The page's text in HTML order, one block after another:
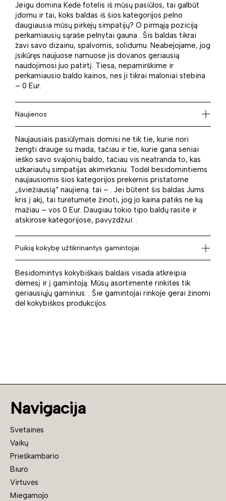
Jeigu domina Kėdė fotelis iš mūsų pasiūlos, tai galbūt
įdomu ir tai, koks baldas iš šios kategorijos pelno
daugiausia mūsų pirkėjų simpatijų? O pirmąją poziciją
perkamiausių sąraše pelnytai gauna . Šis baldas tikrai
žavi savo dizainu, spalvomis, solidumu. Neabejojame, jog
įsikūręs naujuose namuose jis dovanos geriausią
naudojimosi juo patirtį. Tiesa, nepamirškime ir
perkamiausio baldo kainos, nes ji tikrai maloniai stebina
– 0 Eur.
Naujienos
Naujausiais pasiūlymais domisi ne tik tie, kurie nori
žengti drauge su mada, tačiau ir tie, kurie gana seniai
ieško savo svajonių baldo, tačiau vis neatranda to, kas
užkariautų simpatijas akimirksniu. Todėl besidomintiems
naujausiomis šios kategorijos prekėmis pristatome
„šviežiausią“ naujieną: tai – . Jei būtent šis baldas Jums
kris į akį, tai turėtumėte žinoti, jog jo kaina patiks ne ką
mažiau – vos 0 Eur. Daugiau tokio tipo baldų rasite ir
atskirose kategorijose, pavyzdžiui: .
Puikią kokybę užtikrinantys gamintojai
Besidomintys kokybiškais baldais visada atkreipia
dėmesį ir į gamintoją. Mūsų asortimente rinkitės tik
geriausiųjų gaminius: . Šie gamintojai rinkoje gerai žinomi
dėl kokybiškos produkcijos.
Navigacija
Svetainės
Vaikų
Prieškambario
Biuro
Virtuvės
Miegamojo